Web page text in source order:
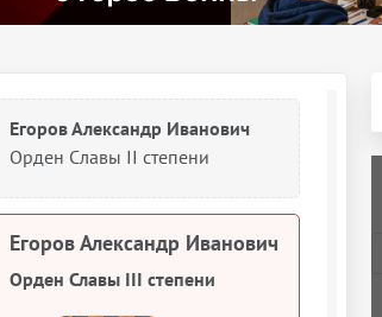
Егоров Александр Иванович
Егоров Александр Иванович
Орден Славы II степени
Егоров Александр Иванович
Орден Славы III степени